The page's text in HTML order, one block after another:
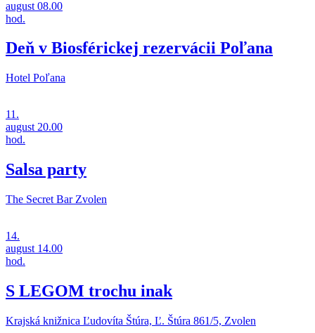
august 08.00
hod.
Deň v Biosférickej rezervácii Poľana
Hotel Poľana
11.
august 20.00
hod.
Salsa party
The Secret Bar Zvolen
14.
august 14.00
hod.
S LEGOM trochu inak
Krajská knižnica Ľudovíta Štúra, Ľ. Štúra 861/5, Zvolen